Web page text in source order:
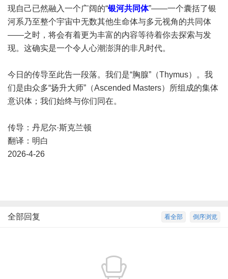
现自己已然融入一个广阔的“银河共同体”——一个囊括了银
河系乃至整个宇宙中无数其他生命体与多元视角的共同体
——之时，将会有着更为丰富的内容等待着你去探索与发
现。这确实是一个令人心潮澎湃的非凡时代。
今日的传导至此告一段落。我们是“胸腺”（Thymus）。我
们是由众多“扬升大师”（Ascended Masters）所组成的集体
意识体；我们始终与你们同在。
传导：丹尼尔·斯克兰顿
翻译：明白
2026-4-26
倒序浏览
看全部
全部回复